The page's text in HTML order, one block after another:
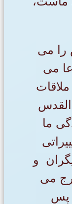
می
می
ما
و
می